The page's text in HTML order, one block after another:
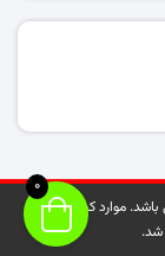
موارد کپی شده از
شد.
0